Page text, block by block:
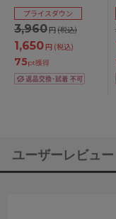
ボリュームタイプ ブ
ラセット くっきり谷
間メイク BCDEカップ
アンダー
60/65/70/75cm
3,960円(税込)
プライスダウン
1,650円 (税込)
75pt獲得
ユーザーレビュー